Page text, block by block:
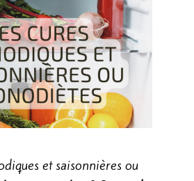
et saisonnières ou